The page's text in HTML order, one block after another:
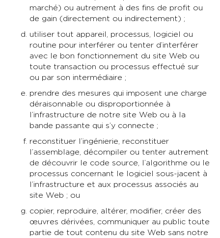
marché) ou autrement à des fins de profit ou
de gain (directement ou indirectement) ;
utiliser tout appareil, processus, logiciel ou
routine pour interférer ou tenter d’interférer
avec le bon fonctionnement du site Web ou
toute transaction ou processus effectué sur
ou par son intermédiaire ;
prendre des mesures qui imposent une charge
déraisonnable ou disproportionnée à
l’infrastructure de notre site Web ou à la
bande passante qui s’y connecte ;
reconstituer l’ingénierie, reconstituer
l’assemblage, décompiler ou tenter autrement
de découvrir le code source, l’algorithme ou le
processus concernant le logiciel sous-jacent à
l’infrastructure et aux processus associés au
site Web ; ou
copier, reproduire, altérer, modifier, créer des
œuvres dérivées, communiquer au public toute
partie de tout contenu du site Web sans notre